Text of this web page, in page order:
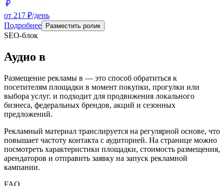
от 217 ₽/день
Подробнее
Разместить ролик
SEO-блок
Аудио в
Размещение рекламы в — это способ обратиться к
посетителям площадки в момент покупки, прогулки или
выбора услуг. и подходит для продвижения локального
бизнеса, федеральных брендов, акций и сезонных
предложений.
Рекламный материал транслируется на регулярной основе, что
повышает частоту контакта с аудиторией. На странице можно
посмотреть характеристики площадки, стоимость размещения,
арендаторов и отправить заявку на запуск рекламной
кампании.
FAQ